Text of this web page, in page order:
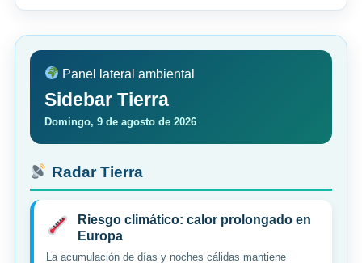
Panel lateral ambiental
Sidebar Tierra
Domingo, 9 de agosto de 2026
Radar Tierra
Riesgo climático: calor prolongado en
Europa
La acumulación de días y noches cálidas mantiene